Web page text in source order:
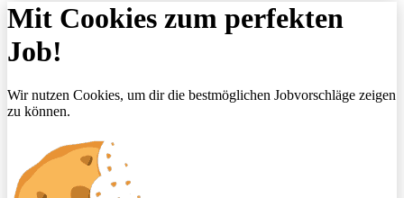
Mit Cookies zum perfekten
Job!
Wir nutzen Cookies, um dir die bestmöglichen Jobvorschläge zeigen
zu können.